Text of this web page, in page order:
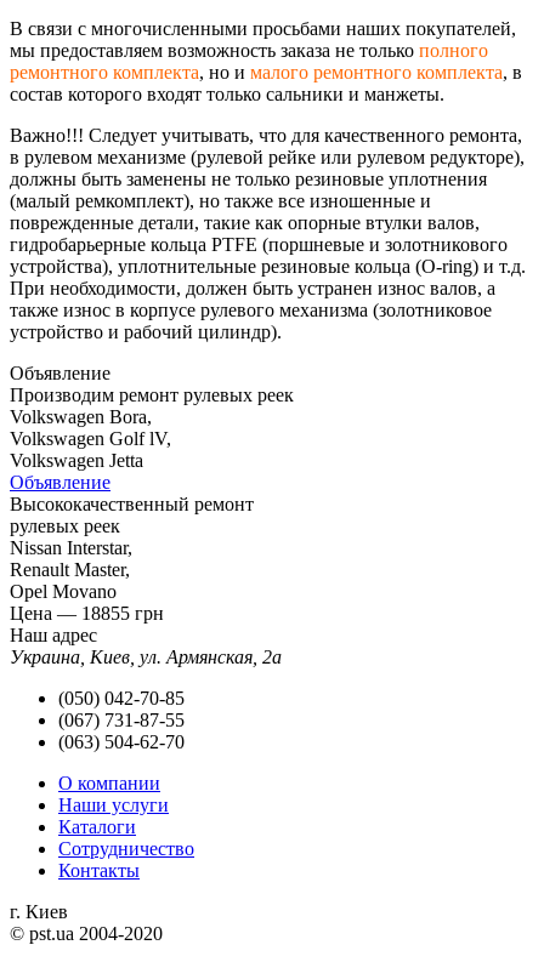
В связи с многочисленными просьбами наших покупателей,
мы предоставляем возможность заказа не только полного
ремонтного комплекта, но и малого ремонтного комплекта, в
состав которого входят только сальники и манжеты.
Важно!!! Следует учитывать, что для качественного ремонта,
в рулевом механизме (рулевой рейке или рулевом редукторе),
должны быть заменены не только резиновые уплотнения
(малый ремкомплект), но также все изношенные и
поврежденные детали, такие как опорные втулки валов,
гидробарьерные кольца PTFE (поршневые и золотникового
устройства), уплотнительные резиновые кольца (O-ring) и т.д.
При необходимости, должен быть устранен износ валов, а
также износ в корпусе рулевого механизма (золотниковое
устройство и рабочий цилиндр).
Объявление
Производим ремонт рулевых реек
Volkswagen Bora,
Volkswagen Golf lV,
Volkswagen Jetta
Объявление
Высококачественный ремонт
рулевых реек
Nissan Interstar,
Renault Master,
Opel Movano
Цена — 18855 грн
Наш адрес
Украина, Киев, ул. Армянская, 2а
(050) 042-70-85
(067) 731-87-55
(063) 504-62-70
О компании
Наши услуги
Каталоги
Сотрудничество
Контакты
г. Киев
© pst.ua 2004-2020